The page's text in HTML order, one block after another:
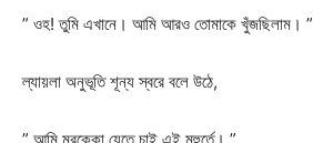
” ওহ! তুমি এখানে। আমি আরও তোমাকে খুঁজছিলাম। ”
ল্যায়লা অনুভূতি শূন্য স্বরে বলে উঠে,